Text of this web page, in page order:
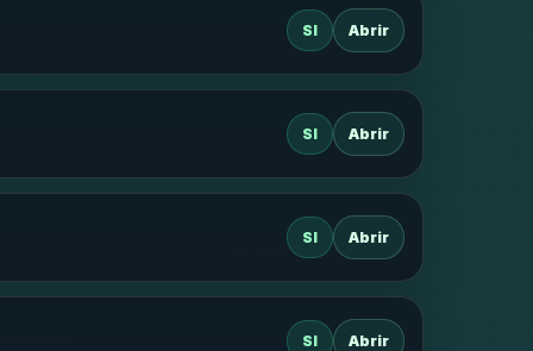
SI Abrir
SI Abrir
SI Abrir
SI Abrir